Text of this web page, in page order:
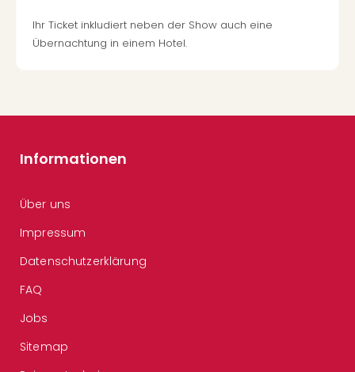
Ihr Ticket inkludiert neben der Show auch eine
Übernachtung in einem Hotel.
Informationen
Über uns
Impressum
Datenschutzerklärung
FAQ
Jobs
Sitemap